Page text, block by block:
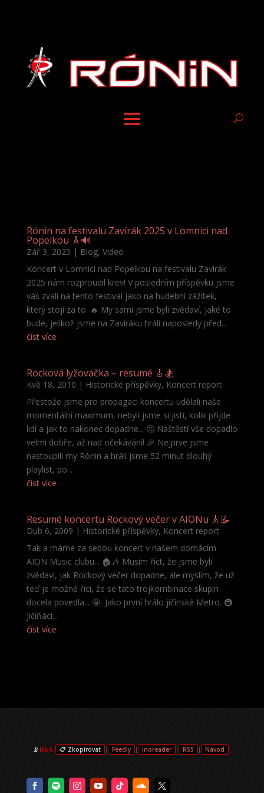
Rónin na festivalu Zavírák 2025 v Lomnici nad
Popelkou 🎸🔊
Zář 3, 2025 | Blog, Video
Koncert v Lomnici nad Popelkou na festivalu Zavírák
2025 nám rozproudil krev! V posledním příspěvku jsme
vás zvali na tento festival jako na hudební zážitek,
který stojí za to. 🔥 My sami jsme byli zvědaví, jaké to
bude, jelikož jsme na Zavíráku hráli naposledy před...
číst více
Rocková lyžovačka – resumé 🎸🏂
Kvě 18, 2010 | Historické příspěvky, Koncert report
Přestože jsme pro propagaci koncertu udělali naše
momentální maximum, nebyli jsme si jistí, kolik přijde
lidí a jak to nakonec dopadne... 🤔 Naštěstí vše dopadlo
velmi dobře, až nad očekávání! 🎉 Nejprve jsme
nastoupili my Rónin a hráli jsme 52 minut dlouhý
playlist, po...
číst více
Resumé koncertu Rockový večer v AIONu 🎸📝
Dub 6, 2009 | Historické příspěvky, Koncert report
Tak a máme za sebou koncert v našem domácím
AION Music clubu... 🏠🎶 Musím říct, že jsme byli
zvědaví, jak Rockový večer dopadne, ale myslím, že už
teď je možné říci, že se tato trojkombinace skupin
docela povedla... 🤩 Jako první hrálo jičínské Metro. 🚇
Jičíňáci...
číst více
📡 RSS: 📋 Zkopírovat | Feedly | Inoreader | RSS | Návod